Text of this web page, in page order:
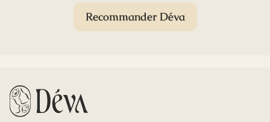
Recommander Déva